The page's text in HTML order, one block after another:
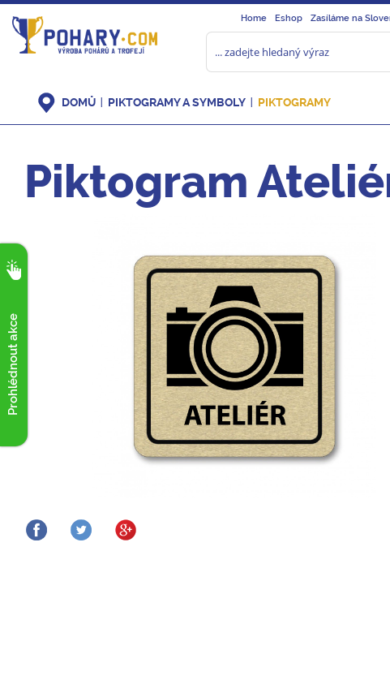
Home Eshop Zasíláme na
Prohlédnout akce
DOMŮ PIKTOGRAMY A SYMBOLY PIKTOGRAMY
Piktogram